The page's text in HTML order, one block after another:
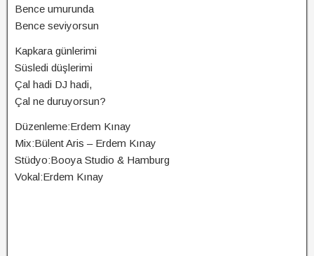
Bence umurunda
Bence seviyorsun
Kapkara günlerimi
Süsledi düşlerimi
Çal hadi DJ hadi,
Çal ne duruyorsun?
Düzenleme:Erdem Kınay
Mix:Bülent Aris – Erdem Kınay
Stüdyo:Booya Studio & Hamburg
Vokal:Erdem Kınay